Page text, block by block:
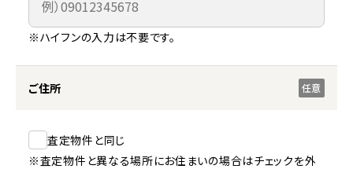
※ハイフンの入力は不要です。
ご住所 任意
査定物件と同じ
※査定物件と異なる場所にお住まいの場合はチェックを外